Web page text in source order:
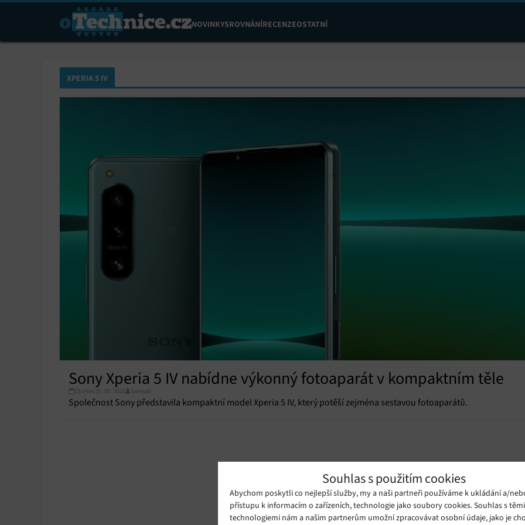
Souhlas s použitím cookies
Abychom poskytli co nejlepší služby, my a naši partneři používáme k ukládání a/
přístupu k informacím o zařízeních, technologie jako soubory cookies. Souhlas s
technologiemi nám a našim partnerům umožní zpracovávat osobní údaje, jako je
NOVINKYSROVNÁNÍRECENZEOSTATNÍ
XPERIA 5 IV
Sony Xperia 5 IV nabídne výkonný fotoaparát v kompaktním těle
Čtvrtek 01. 09. 2022 Samuel
Společnost Sony představila kompaktní model Xperia 5 IV, který potěší zejména sestavou fotoaparátů.